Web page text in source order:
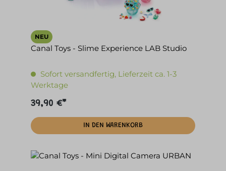
NEU
Canal Toys - Slime Experience LAB Studio
Sofort versandfertig, Lieferzeit ca. 1-3
Werktage
39,90 €*
IN DEN WARENKORB